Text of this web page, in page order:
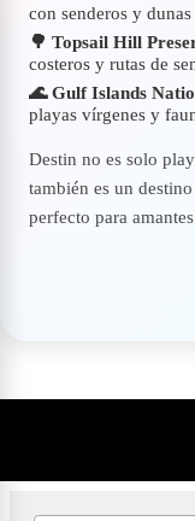
con senderos y
🌳 Topsail Hill
costeros y rutas de
🌊 Gulf Islands
playas vírgenes y
Destin no es solo
también es un destino
perfecto para